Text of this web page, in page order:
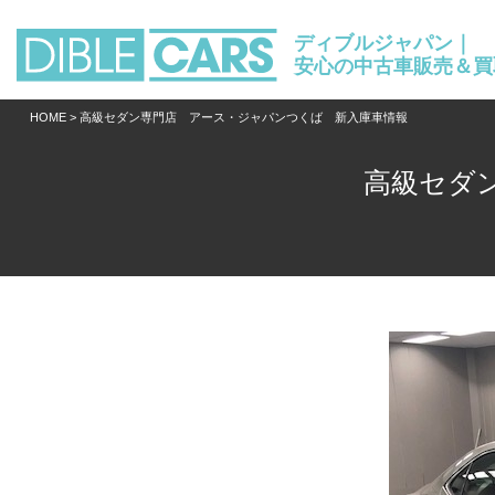
ディブルジャパン｜
安心の中古車販売＆
HOME > 高級セダン専門店 アース・ジャパンつくば 新入庫車情報
高級セダ